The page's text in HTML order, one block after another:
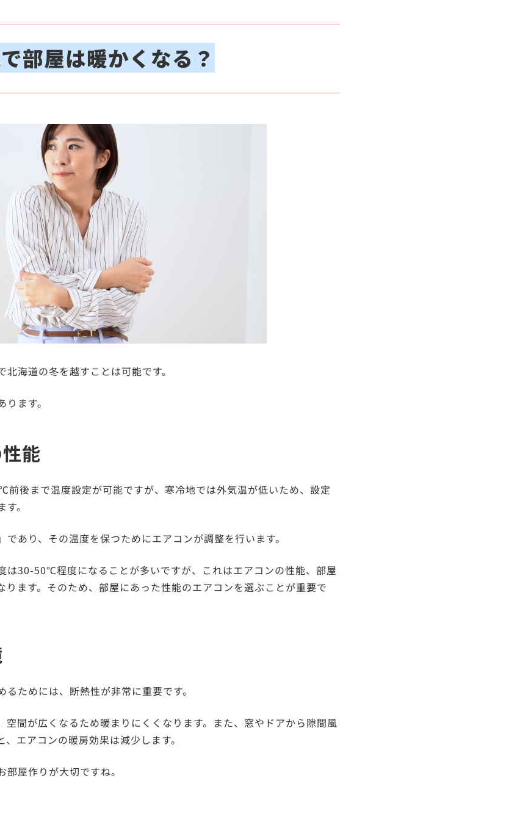
部屋は暖かくなる？
海道の冬を越すことは可能です。
ます。
能
後まで温度設定が可能ですが、寒冷地では外気温が低いため、設定
。
あり、その温度を保つためにエアコンが調整を行います。
は30-50℃程度になることが多いですが、これはエアコンの性能、部屋
ります。そのため、部屋にあった性能のエアコンを選ぶことが重要で
ためには、断熱性が非常に重要です。
空間が広くなるため暖まりにくくなります。また、窓やドアから隙間風
エアコンの暖房効果は減少します。
屋作りが大切ですね。